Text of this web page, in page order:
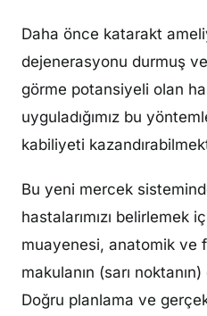
Daha önce katarakt
dejenerasyonu durmuş
görme potansiyeli olan
uyguladığımız bu
kabiliyeti
Bu yeni mercek
hastalarımızı belirlemek
muayenesi, anatomik ve
makulanın (sarı
Doğru planlama ve